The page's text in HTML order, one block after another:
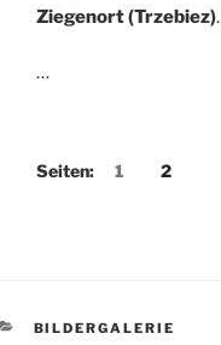
Ziegenort(Trzebiez).
…
Seiten: 1 2
KATEGORIEN
BILDERGALERIE